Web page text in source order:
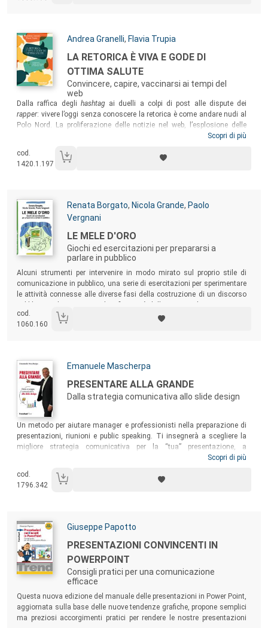
Autori:
Andrea Granelli, Flavia Trupia
Titolo:
LA RETORICA È VIVA E GODE DI
OTTIMA SALUTE
Convincere, capire, vaccinarsi ai tempi del
web
Sommario:
Dalla raffica degli hashtagai duelli a colpi di post alle dispute dei
rapper: vivere l’oggi senza conoscere la retorica è come andare nudi al
Polo Nord. La proliferazione delle notizie nel web, l’esplosione delle
, il linguaggio del populismo o l’uso
Nuove sì, ma allo stesso tempo antiche. Partendo dalla domanda
“cos’è la retorica oggi?”, il volume vuole mostrare al lettore come essa
Scopri di più
cod.
1420.1.197
Autori:
Renata Borgato, Nicola Grande, Paolo
Vergnani
Titolo:
LE MELE D'ORO
Giochi ed esercitazioni per prepararsi a
parlare in pubblico
Sommario:
Alcuni strumenti per intervenire in modo mirato sul proprio stile di
comunicazione in pubblico, una serie di esercitazioni per sperimentare
le attività connesse alle diverse fasi della costruzione di un discorso
cod.
1060.160
Autori:
Emanuele Mascherpa
Titolo:
PRESENTARE ALLA GRANDE
Dalla strategia comunicativa allo slide design
Sommario:
Un metodo per aiutare manager e professionisti nella preparazione di
presentazioni, riunioni e public speaking. Ti insegnerà a scegliere la
migliore strategia comunicativa per la “tua” presentazione, a
progettare il “tuo” speech nel modo migliore e a costruire slide più belle
pratici, scritta da chi ha affrontato gli stessi problemi e si è posto le
stesse domande di chiunque debba fare una presentazione in pubblico
Scopri di più
cod.
1796.342
Autori:
Giuseppe Papotto
Titolo:
PRESENTAZIONI CONVINCENTI IN
POWERPOINT
Consigli pratici per una comunicazione
efficace
Questa nuova edizione del manuale delle presentazioni in Power Point,
aggiornata sulla base delle nuove tendenze grafiche, propone semplici
ma preziosi accorgimenti pratici per rendere le nostre presentazioni